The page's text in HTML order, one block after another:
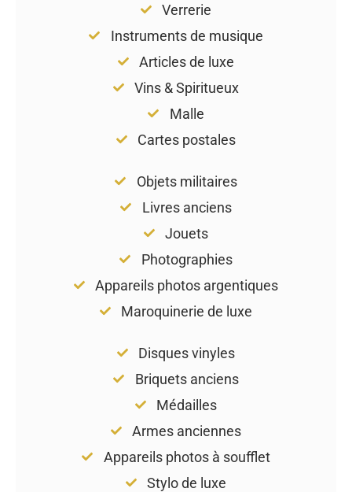
Verrerie
Instruments de musique
Articles de luxe
Vins & Spiritueux
Malle
Cartes postales
Objets militaires
Livres anciens
Jouets
Photographies
Appareils photos argentiques
Maroquinerie de luxe
Disques vinyles
Briquets anciens
Médailles
Armes anciennes
Appareils photos à soufflet
Stylo de luxe